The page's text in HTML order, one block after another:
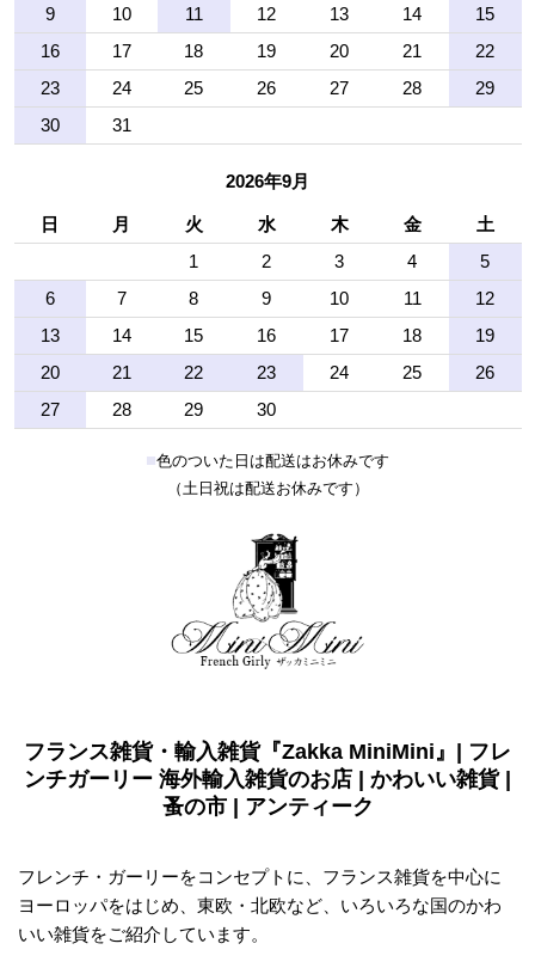
9
10 11 12 13 14
15
16
17 18 19 20 21
22
23
24 25 26 27 28
29
30
31
2026年9月
日 月 火 水 木 金
土
1
2 3 4
5
6
7 8 9 10 11
12
13
14 15 16 17 18
19
20
21 22 23 24 25
26
27
28 29 30
■色のついた日は配送はお休みです
（土日祝は配送お休みです）
フランス雑貨・輸入雑貨『Zakka MiniMini』| フレ
ンチガーリー 海外輸入雑貨のお店 | かわいい雑貨 |
蚤の市 | アンティーク
フレンチ・ガーリーをコンセプトに、フランス雑貨を中心に
ヨーロッパをはじめ、東欧・北欧など、いろいろな国のかわ
いい雑貨をご紹介しています。